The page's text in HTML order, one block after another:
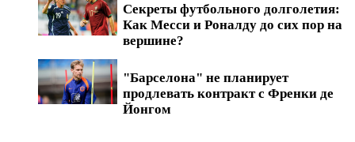
Секреты футбольного долголетия:
Как Месси и Роналду до сих пор на
вершине?
"Барселона" не планирует
продлевать контракт с Френки де
Йонгом